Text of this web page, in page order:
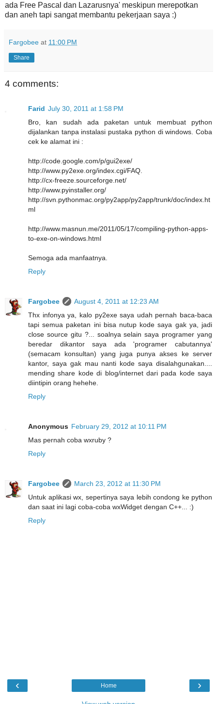
ada Free Pascal dan Lazarusnya' meskipun merepotkan
dan aneh tapi sangat membantu pekerjaan saya :)
Fargobee at 11:00 PM
Share
4 comments:
Farid July 30, 2011 at 1:58 PM
Bro, kan sudah ada paketan untuk membuat python
dijalankan tanpa instalasi pustaka python di windows. Coba
cek ke alamat ini :
http://code.google.com/p/gui2exe/
http://www.py2exe.org/index.cgi/FAQ.
http://cx-freeze.sourceforge.net/
http://www.pyinstaller.org/
http://svn.pythonmac.org/py2app/py2app/trunk/doc/index.ht
ml
http://www.masnun.me/2011/05/17/compiling-python-apps-
to-exe-on-windows.html
Semoga ada manfaatnya.
Reply
Fargobee
August 4, 2011 at 12:23 AM
Thx infonya ya, kalo py2exe saya udah pernah baca-baca
tapi semua paketan ini bisa nutup kode saya gak ya, jadi
close source gitu ?... soalnya selain saya programer yang
beredar dikantor saya ada 'programer cabutannya'
(semacam konsultan) yang juga punya akses ke server
kantor, saya gak mau nanti kode saya disalahgunakan....
mending share kode di blog/internet dari pada kode saya
diintipin orang hehehe.
Reply
Anonymous February 29, 2012 at 10:11 PM
Mas pernah coba wxruby ?
Reply
Fargobee
March 23, 2012 at 11:30 PM
Untuk aplikasi wx, sepertinya saya lebih condong ke python
dan saat ini lagi coba-coba wxWidget dengan C++... :)
Reply
‹ ›
Home